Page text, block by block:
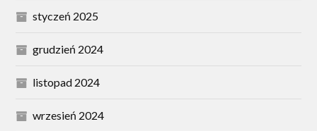
styczeń 2025
grudzień 2024
listopad 2024
wrzesień 2024